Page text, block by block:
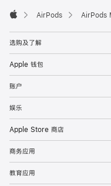
AirPods AirPods
选购及了解
Apple 钱包
账户
娱乐
Apple Store 商店
商务应用
教育应用